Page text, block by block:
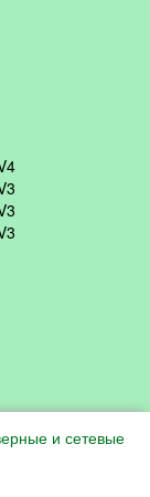
и сетевые